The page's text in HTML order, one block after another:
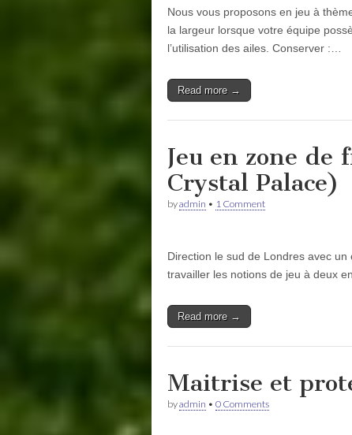
Nous vous proposons en jeu à
la largeur lorsque votre équipe
l’utilisation des ailes. Conserver :…
Read more →
Jeu en zone
Crystal Palace)
byadmin • 1 Comment
Direction le sud de Londres avec
travailler les notions de jeu à deux
Read more →
Maitrise et
byadmin • 0 Comments